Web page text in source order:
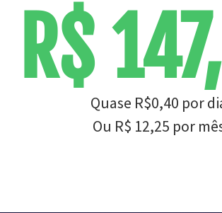
R$
Quase R$0,40 por
Ou R$ 12,25 por